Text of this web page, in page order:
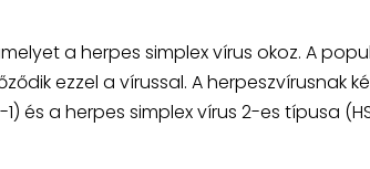
a herpes simplex vírus okoz. A
ezzel a vírussal. A herpeszvírusnak
és a herpes simplex vírus 2-es típusa